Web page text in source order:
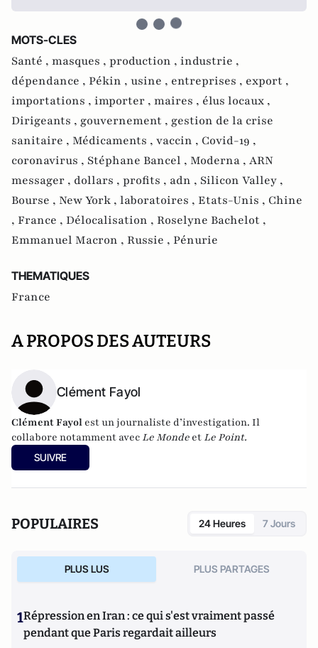
MOTS-CLES
Santé , masques , production , industrie ,
dépendance , Pékin , usine , entreprises , export ,
importations , importer , maires , élus locaux ,
Dirigeants , gouvernement , gestion de la crise
sanitaire , Médicaments , vaccin , Covid-19 ,
coronavirus , Stéphane Bancel , Moderna , ARN
messager , dollars , profits , adn , Silicon Valley ,
Bourse , New York , laboratoires , Etats-Unis , Chine
, France , Délocalisation , Roselyne Bachelot ,
Emmanuel Macron , Russie , Pénurie
THEMATIQUES
France
A PROPOS DES AUTEURS
Clément Fayol
Clément Fayol est un journaliste d’investigation. Il
collabore notamment avec Le Monde et Le Point.
SUIVRE
POPULAIRES 24 Heures 7 Jours
PLUS LUS PLUS PARTAGES
1Répression en Iran : ce qui s'est vraiment passé
pendant que Paris regardait ailleurs